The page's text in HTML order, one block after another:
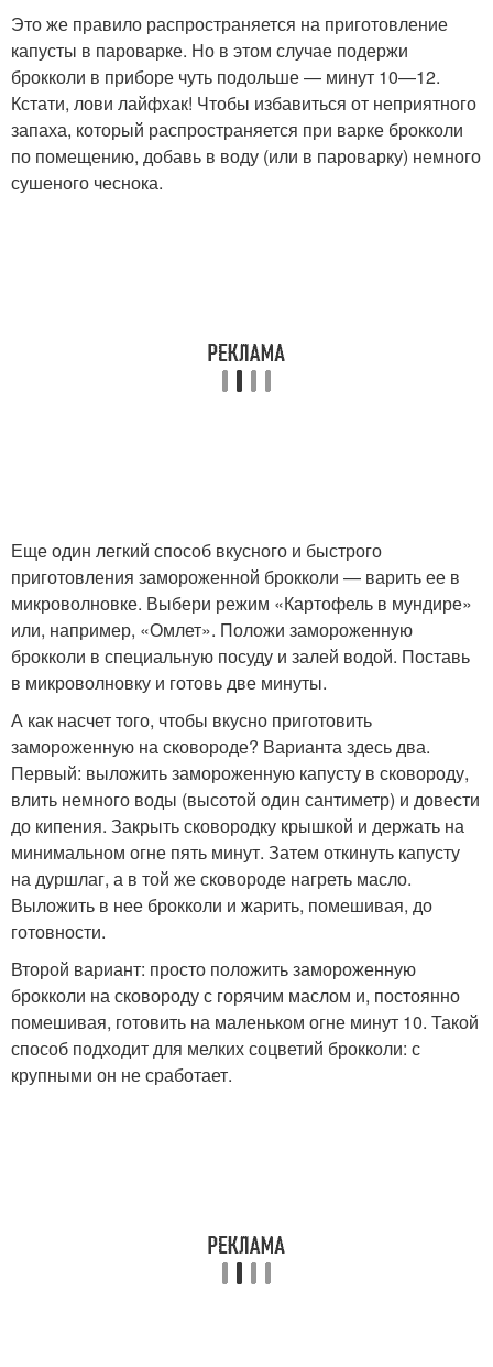
Это же правило распространяется на приготовление
капусты в пароварке. Но в этом случае подержи
брокколи в приборе чуть подольше — минут 10—12.
Кстати, лови лайфхак! Чтобы избавиться от неприятного
запаха, который распространяется при варке брокколи
по помещению, добавь в воду (или в пароварку) немного
сушеного чеснока.
Еще один легкий способ вкусного и быстрого
приготовления замороженной брокколи — варить ее в
микроволновке. Выбери режим «Картофель в мундире»
или, например, «Омлет». Положи замороженную
брокколи в специальную посуду и залей водой. Поставь
в микроволновку и готовь две минуты.
А как насчет того, чтобы вкусно приготовить
замороженную на сковороде? Варианта здесь два.
Первый: выложить замороженную капусту в сковороду,
влить немного воды (высотой один сантиметр) и довести
до кипения. Закрыть сковородку крышкой и держать на
минимальном огне пять минут. Затем откинуть капусту
на дуршлаг, а в той же сковороде нагреть масло.
Выложить в нее брокколи и жарить, помешивая, до
готовности.
Второй вариант: просто положить замороженную
брокколи на сковороду с горячим маслом и, постоянно
помешивая, готовить на маленьком огне минут 10. Такой
способ подходит для мелких соцветий брокколи: с
крупными он не сработает.